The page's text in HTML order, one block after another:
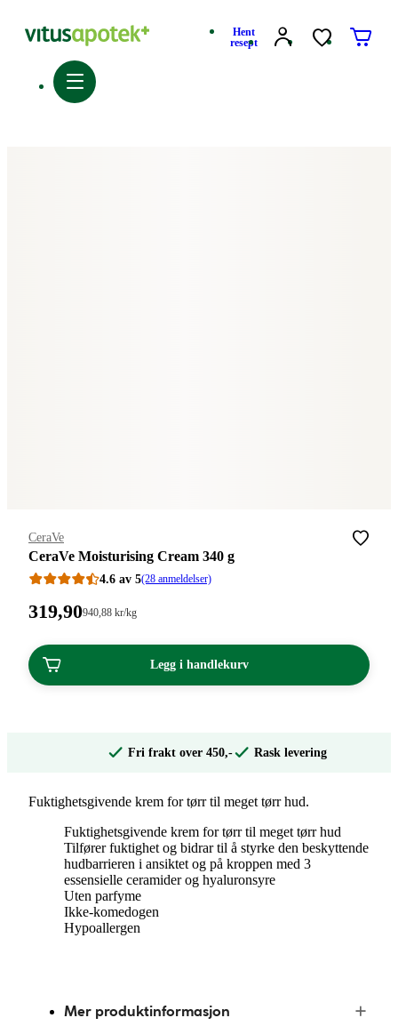
Hent
resept
Merke:
CeraVe
CeraVe Moisturising Cream 340 g
4.6 av 5(28 anmeldelser)
Pris:
kroner.
319,90Stykkpris:
kroner.
940 ,88 kr/kg
Legg i handlekurv
Fri frakt over 450,- Rask levering
Fuktighetsgivende krem for tørr til meget tørr hud.
Fuktighetsgivende krem for tørr til meget tørr hud
Tilfører fuktighet og bidrar til å styrke den beskyttende
hudbarrieren i ansiktet og på kroppen med 3
essensielle ceramider og hyaluronsyre
Uten parfyme
Ikke-komedogen
Hypoallergen
Mer produktinformasjon